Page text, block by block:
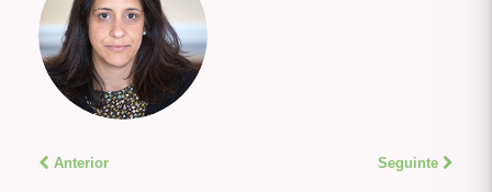
Anterior Seguinte